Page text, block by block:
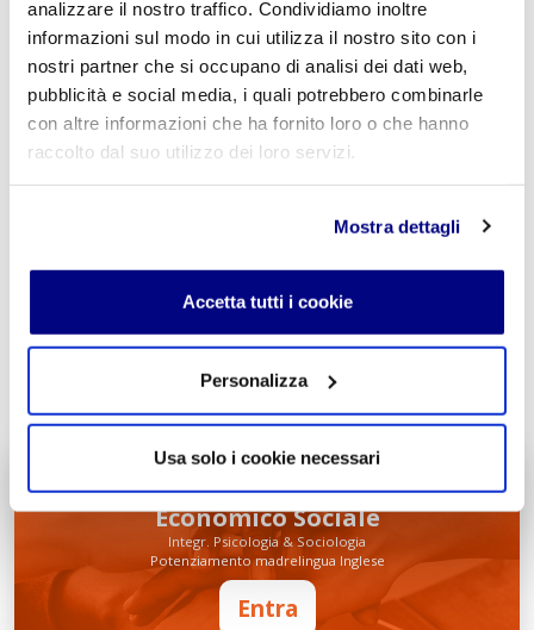
analizzare il nostro traffico. Condividiamo inoltre
informazioni sul modo in cui utilizza il nostro sito con i
nostri partner che si occupano di analisi dei dati web,
pubblicità e social media, i quali potrebbero combinarle
con altre informazioni che ha fornito loro o che hanno
raccolto dal suo utilizzo dei loro servizi.
Mostra dettagli
Accetta tutti i cookie
Personalizza
Usa solo i cookie necessari
Commento *
Acconsento al trattamento deidati personali
INVIA COMMENTO
Liceo delle Scienze Umane
Economico Sociale
Integr. Psicologia & Sociologia
Potenziamento madrelingua Inglese
Entra